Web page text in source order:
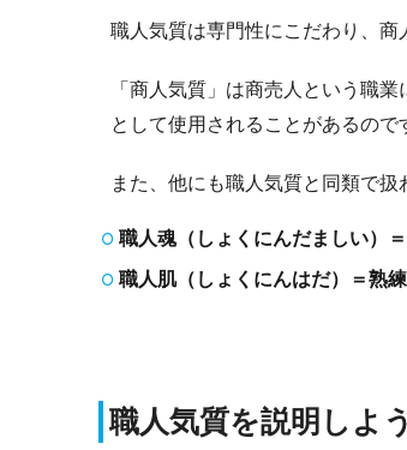
職人気質は専門性にこだわり、商
「商人気質」は商売人という職
として使用されることがあるので
また、他にも職人気質と同類で扱
職人魂（しょくにんだましい）
職人肌（しょくにんはだ）＝熟
職人気質を説明しよ